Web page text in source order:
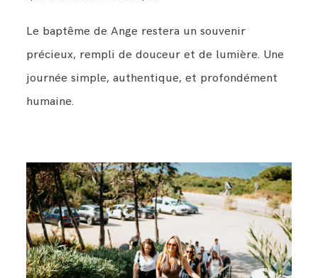
Le baptême de Ange restera un souvenir
précieux, rempli de douceur et de lumière. Une
journée simple, authentique, et profondément
humaine.